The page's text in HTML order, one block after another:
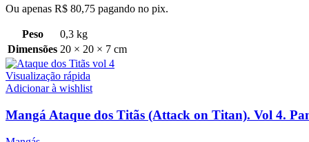
Ou apenas R$ 80,75 pagando no pix.
Peso
0,3 kg
Dimensões 20 × 20 × 7 cm
Visualização rápida
Adicionar à wishlist
Mangá Ataque dos Titãs (Attack on Titan). Vol 4.